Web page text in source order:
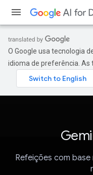
O Google usa tecnologia
idioma de preferência. As
Refeições com